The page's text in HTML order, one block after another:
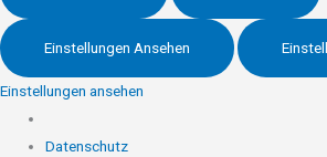
Einstellungen Ansehen
Einstellungen ansehen
Datenschutz